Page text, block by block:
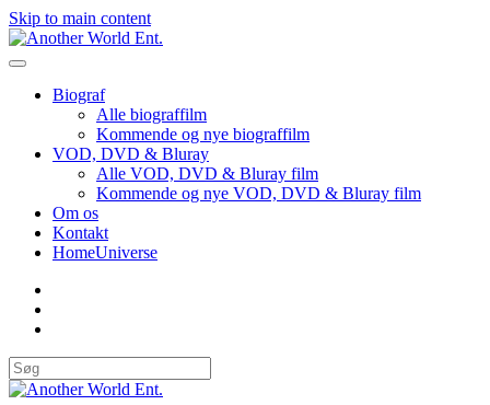
Skip to main content
Biograf
Alle biograffilm
Kommende og nye biograffilm
VOD, DVD & Bluray
Alle VOD, DVD & Bluray film
Kommende og nye VOD, DVD & Bluray film
Om os
Kontakt
HomeUniverse